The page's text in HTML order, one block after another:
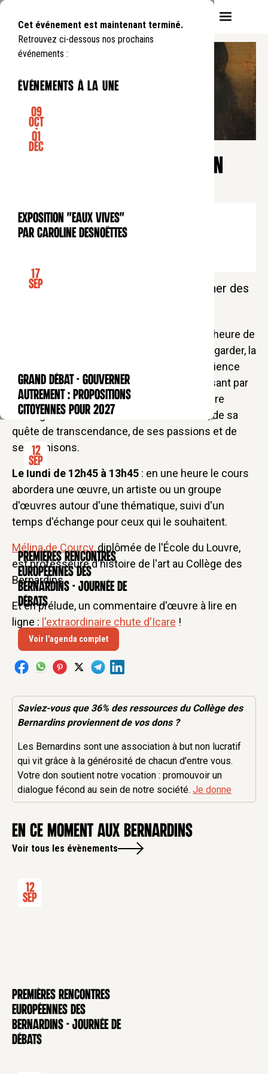
Cet événement est maintenant terminé.
Retrouvez ci-dessous nos prochains
événements :
événements à la une
EXPOSITION
09
Oct
-
01
Déc
Exposition "Eaux Vives"
par Caroline Desnoëttes
CONFÉRENCE
17
Sep
GRAND DÉBAT - Gouverner
autrement : propositions
citoyennes pour 2027
CONFÉRENCE
12
Sep
Premières rencontres
européennes des
Bernardins - Journée de
débats
Voir l'agenda complet
CONFÉRENCE
LES VISAGES DU CHRIST SELON
Lundi11
.
12de12:45à13:45
Tarif normal : 10€
Une heure une œuvre - La pause déjeuner des
chaque mois, une heure de
pause devant une toile de maître, pour la regarder, la
comprendre et vivre grâce à elle une expérience
spirituelle. De Grünewald à Chagall, en passant par
Van Eyck, Caravage et Rembrandt, la peinture
témoigne des élans du coeur de l’homme, de sa
quête de transcendance, de ses passions et de
ses trahisons.
Le lundi de 12h45 à 13h45 : en une heure le cours
abordera une œuvre, un artiste ou un groupe
d'œuvres autour d'une thématique, suivi d'un
temps d'échange pour ceux qui le souhaitent.
Mélina de Courcy, diplômée de l'École du Louvre,
est professeure d'histoire de l'art au Collège des
Bernardins.
Et en prélude, un commentaire d'œuvre à lire en
ligne : l'extraordinaire chute d'Icare !
Saviez-vous que 36% desressourcesdu Collège des
Bernardins proviennent de vos dons ?
Les Bernardins sont une association à but non lucratif
qui vit grâce à la générosité de chacun d'entre vous.
Votre don soutient notre vocation : promouvoir un
dialogue fécond au sein de notre société.Je donne
en ce moment aux Bernardins
Voir tous les évènements
CONFÉRENCE
12
Sep
Premières rencontres
européennes des
Bernardins - Journée de
débats